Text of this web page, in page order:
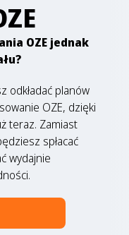
OZE jednak
odkładać planów
OZE, dzięki
teraz. Zamiast
spłacać
wydajnie